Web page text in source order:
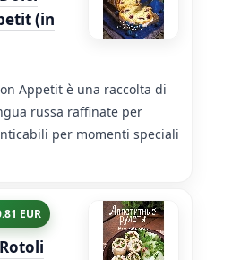
(in
Appetit è una raccolta di
russa raffinate per
per momenti speciali
EUR